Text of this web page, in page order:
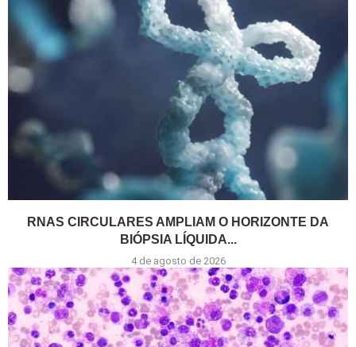
RNAS CIRCULARES AMPLIAM O HORIZONTE DA
BIÓPSIA LÍQUIDA...
4 de agosto de 2026